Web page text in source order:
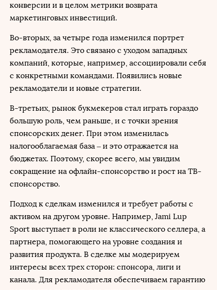
конверсии и в целом метрики возврата
маркетинговых инвестиций.
Во-вторых, за четыре года изменился портрет
рекламодателя. Это связано с уходом западных
компаний, которые, например, ассоциировали себя
с конкретными командами. Появились новые
рекламодатели и новые стратегии.
В-третьих, рынок букмекеров стал играть гораздо
большую роль, чем раньше, и с точки зрения
спонсорских денег. При этом изменилась
налогооблагаемая база – и это отражается на
бюджетах. Поэтому, скорее всего, мы увидим
сокращение на офлайн-спонсорство и рост на ТВ-
спонсорство.
Подход к сделкам изменился и требует работы с
активом на другом уровне. Например, Jami Lup
Sport выступает в роли не классического селлера, а
партнера, помогающего на уровне создания и
развития продукта. В сделке мы модерируем
интересы всех трех сторон: спонсора, лиги и
канала. Для рекламодателя обеспечиваем гарантию